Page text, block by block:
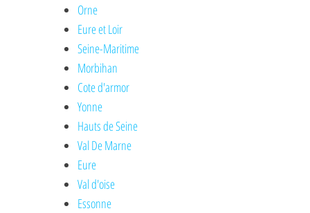
Orne
Eure et Loir
Seine-Maritime
Morbihan
Cote d'armor
Yonne
Hauts de Seine
Val De Marne
Eure
Val d'oise
Essonne